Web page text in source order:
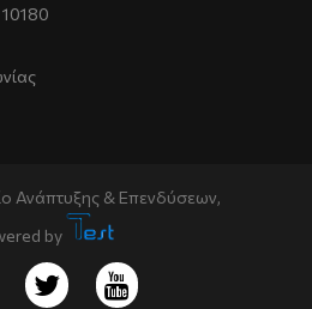
Ανάπτυξης & Επενδύσεων,
by